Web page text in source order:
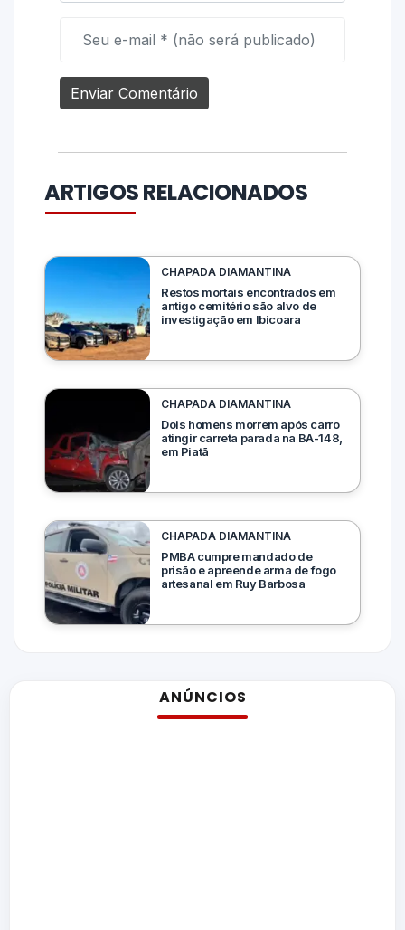
ARTIGOS RELACIONADOS
CHAPADA DIAMANTINA
Restos mortais encontrados em
antigo cemitério são alvo de
investigação em Ibicoara
CHAPADA DIAMANTINA
Dois homens morrem após carro
atingir carreta parada na BA-148,
em Piatã
CHAPADA DIAMANTINA
PMBA cumpre mandado de
prisão e apreende arma de fogo
artesanal em Ruy Barbosa
ANÚNCIOS